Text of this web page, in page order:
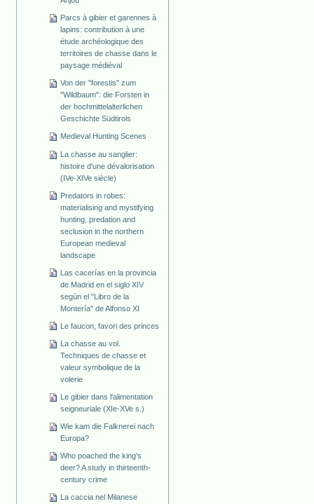
Parcs à gibier et garennes à
lapins: contribution à une
étude archéologique des
territoires de chasse dans le
paysage médiéval
Von der "forestis" zum
"Wildbaum": die Forsten in
der hochmittelalterlichen
Geschichte Südtirols
Medieval Hunting Scenes
La chasse au sanglier:
histoire d'une dévalorisation
(IVe-XIVe siècle)
Predators in robes:
materialising and mystifying
hunting, predation and
seclusion in the northern
European medieval
landscape
Las cacerías en la provincia
de Madrid en el siglo XIV
según el "Libro de la
Montería" de Alfonso XI
Le faucon, favori des princes
La chasse au vol.
Techniques de chasse et
valeur symbolique de la
volerie
Le gibier dans l'alimentation
seigneuriale (XIe-XVe s.)
Wie kam die Falknerei nach
Europa?
Who poached the king's
deer? A study in thirteenth-
century crime
La caccia nel Milanese